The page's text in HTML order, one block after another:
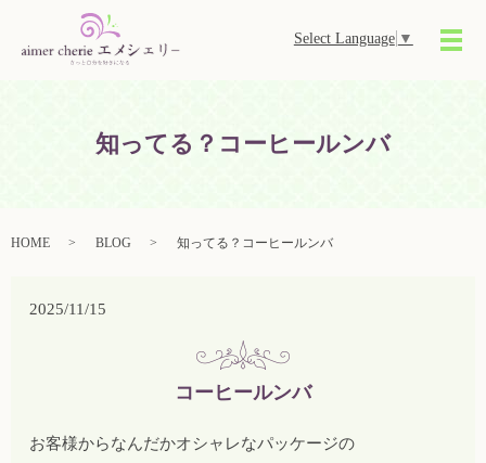
Select Language ▼
メ
知ってる？コーヒールンバ
HOME BLOG 知ってる？コーヒールンバ
2025/11/15
コーヒールンバ
お客様からなんだかオシャレなパッケージの